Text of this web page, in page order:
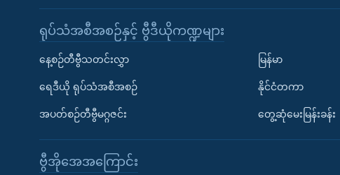
ရုပ်သံအစီအစဉ်နှင့် ဗွီဒီယိုကဏ္ဍများ
နေ့စဉ်တီဗွီသတင်းလွှာ
ရေဒီယို ရုပ်သံအစီအစဉ်
အပတ်စဉ်တီဗွီမဂ္ဂဇင်း
မြန်မာ
နိုင်ငံတကာ
တွေ့ဆုံမေးမြန်းခန်း
ဗွီအိုအေအကြောင်း